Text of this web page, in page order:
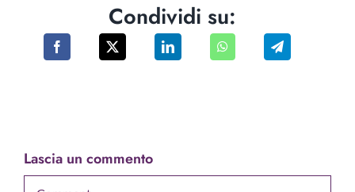
Condividi su:
Lascia un commento